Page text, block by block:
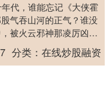
代，谁能忘记《大侠霍
气吞山河的正气？谁没
被火云邪神那凌厉凶猛
这些瞬间，至今仍如烙印
分类：在线炒股融资